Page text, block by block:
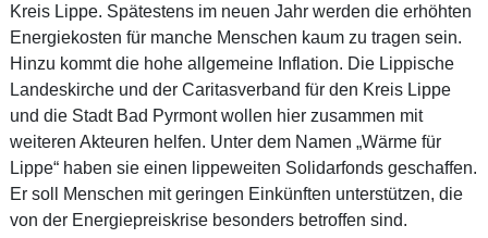
Kreis Lippe. Spätestens im neuen Jahr werden die erhöhten
Energiekosten für manche Menschen kaum zu tragen sein.
Hinzu kommt die hohe allgemeine Inflation. Die Lippische
Landeskirche und der Caritasverband für den Kreis Lippe
und die Stadt Bad Pyrmont wollen hier zusammen mit
weiteren Akteuren helfen. Unter dem Namen „Wärme für
Lippe“ haben sie einen lippeweiten Solidarfonds geschaffen.
Er soll Menschen mit geringen Einkünften unterstützen, die
von der Energiepreiskrise besonders betroffen sind.